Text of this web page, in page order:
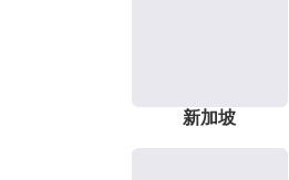
新加坡